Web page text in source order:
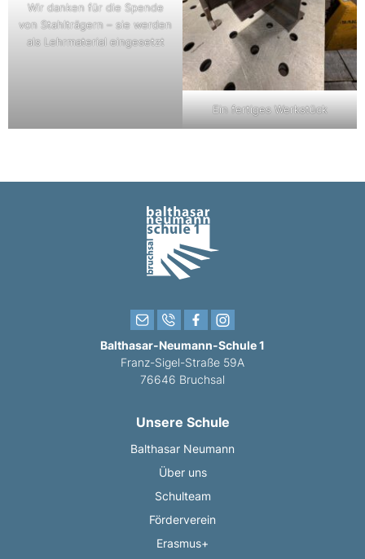
Wir danken für die Spende
von Stahlträgern – sie werden
als Lehrmaterial eingesetzt
Ein fertiges Werkstück
Balthasar-Neumann-Schule 1
Franz-Sigel-Straße 59A
76646 Bruchsal
Unsere Schule
Balthasar Neumann
Über uns
Schulteam
Förderverein
Erasmus+